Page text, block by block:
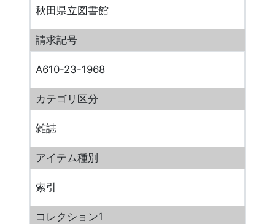
秋田県立図書館
請求記号
A610-23-1968
カテゴリ区分
雑誌
アイテム種別
索引
コレクション1